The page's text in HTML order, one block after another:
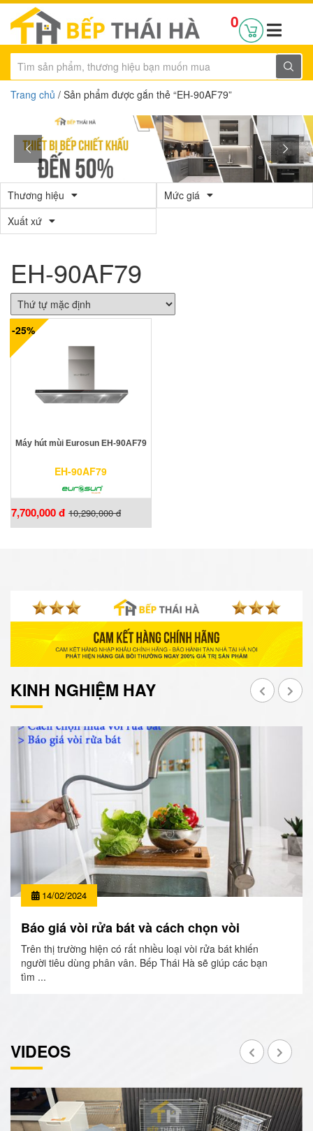
0
Trang chủ / Sản phẩm được gắn thẻ “EH-90AF79”
Thương hiệu
Mức giá
Xuất xứ
EH-90AF79
-25%
Máy hút mùi Eurosun EH-90AF79
EH-90AF79
7,700,000 đ 10,290,000 đ
KINH NGHIỆM HAY
14/02/2024
Báo giá vòi rửa bát và cách chọn vòi
Trên thị trường hiện có rất nhiều loại vòi rửa bát khiến
người tiêu dùng phân vân. Bếp Thái Hà sẽ giúp các bạn
tìm ...
VIDEOS